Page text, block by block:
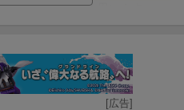
とも、良かったと思います。
【情報提供・絵本ナビ】
[広告]